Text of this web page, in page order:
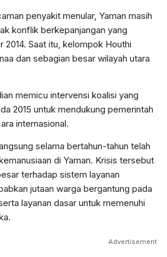
penyakit menular, Yaman masih
konflik berkepanjangan yang
2014. Saat itu, kelompok Houthi
dan sebagian besar wilayah utara
memicu intervensi koalisi yang
2015 untuk mendukung pemerintah
internasional.
selama bertahun-tahun telah
di Yaman. Krisis tersebut
terhadap sistem layanan
jutaan warga bergantung pada
layanan dasar untuk memenuhi
Advertisement